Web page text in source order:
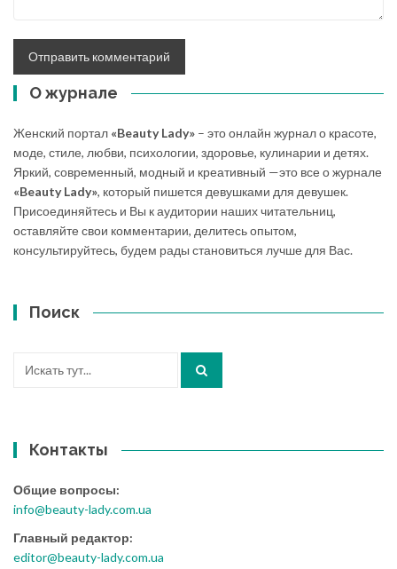
О журнале
Женский портал «Beauty Lady» – это онлайн журнал о красоте,
моде, стиле, любви, психологии, здоровье, кулинарии и детях.
Яркий, современный, модный и креативный —это все о журнале
«Beauty Lady», который пишется девушками для девушек.
Присоединяйтесь и Вы к аудитории наших читательниц,
оставляйте свои комментарии, делитесь опытом,
консультируйтесь, будем рады становиться лучше для Вас.
Поиск
Контакты
Общие вопросы:
info@beauty-lady.com.ua
Главный редактор:
editor@beauty-lady.com.ua